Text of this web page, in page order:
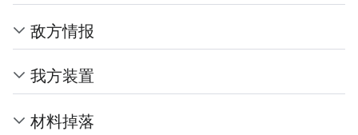
敌方情报
我方装置
材料掉落